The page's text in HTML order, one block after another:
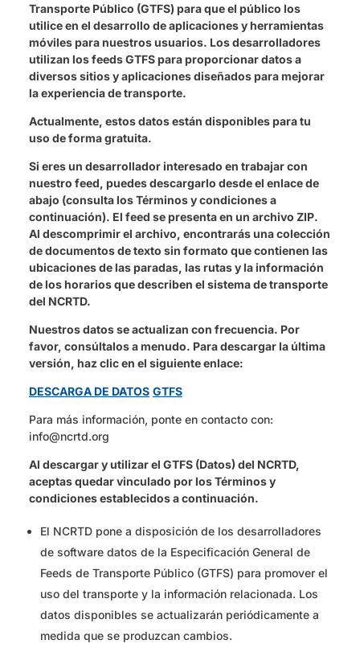
Transporte Público (GTFS) para que el público los
utilice en el desarrollo de aplicaciones y herramientas
móviles para nuestros usuarios. Los desarrolladores
utilizan los feeds GTFS para proporcionar datos a
diversos sitios y aplicaciones diseñados para mejorar
la experiencia de transporte.
Actualmente, estos datos están disponibles para tu
uso de forma gratuita.
Si eres un desarrollador interesado en trabajar con
nuestro feed, puedes descargarlo desde el enlace de
abajo (consulta los Términos y condiciones a
continuación). El feed se presenta en un archivo ZIP.
Al descomprimir el archivo, encontrarás una colección
de documentos de texto sin formato que contienen las
ubicaciones de las paradas, las rutas y la información
de los horarios que describen el sistema de transporte
del NCRTD.
Nuestros datos se actualizan con frecuencia. Por
favor, consúltalos a menudo. Para descargar la última
versión, haz clic en el siguiente enlace:
DESCARGA DE DATOS GTFS
Para más información, ponte en contacto con:
info@ncrtd.org
Al descargar y utilizar el GTFS (Datos) del NCRTD,
aceptas quedar vinculado por los Términos y
condiciones establecidos a continuación.
El NCRTD pone a disposición de los desarrolladores
de software datos de la Especificación General de
Feeds de Transporte Público (GTFS) para promover el
uso del transporte y la información relacionada. Los
datos disponibles se actualizarán periódicamente a
medida que se produzcan cambios.